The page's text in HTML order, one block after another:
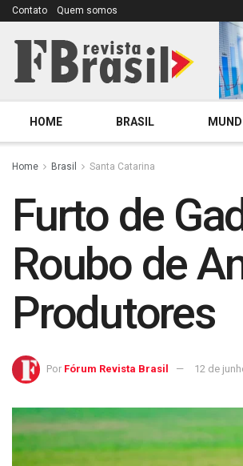
Contato Quem somos
HOME BRASIL
Home Brasil Santa Catarina
Furto de
Roubo de
Produtores
Por Fórum Revista Brasil 12 de